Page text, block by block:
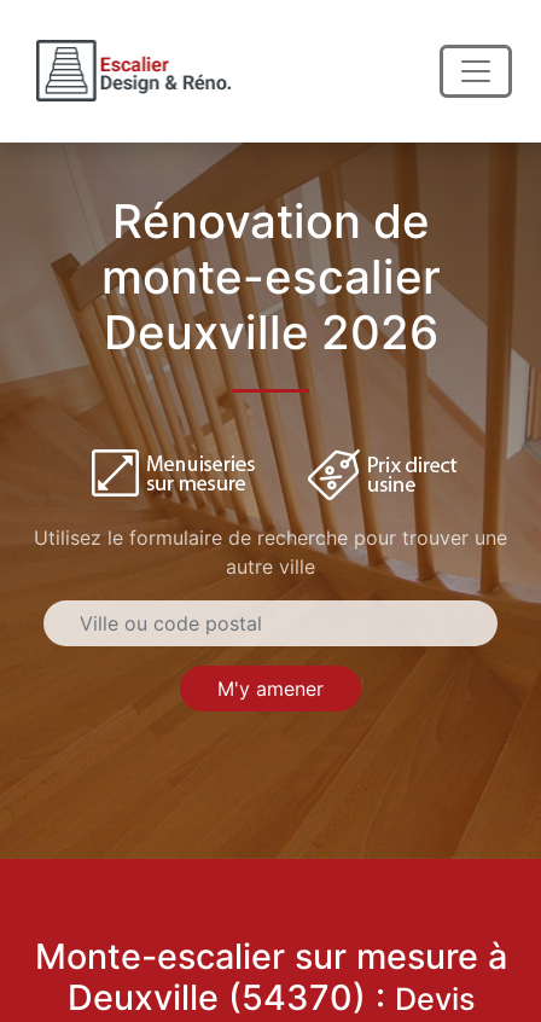
Rénovation de
monte-escalier
Deuxville 2026
Utilisez le formulaire de recherche pour trouver une
autre ville
M'y amener
Monte-escalier sur mesure à
Deuxville (54370) : Devis